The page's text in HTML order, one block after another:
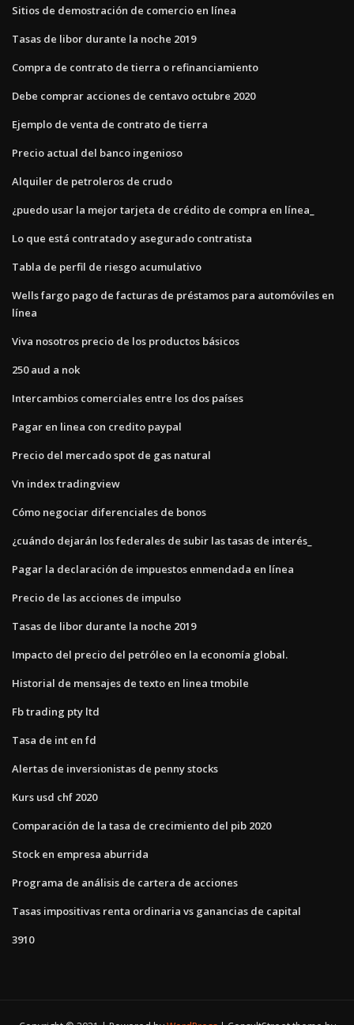
Sitios de demostración de comercio en línea
Tasas de libor durante la noche 2019
Compra de contrato de tierra o refinanciamiento
Debe comprar acciones de centavo octubre 2020
Ejemplo de venta de contrato de tierra
Precio actual del banco ingenioso
Alquiler de petroleros de crudo
¿puedo usar la mejor tarjeta de crédito de compra en línea_
Lo que está contratado y asegurado contratista
Tabla de perfil de riesgo acumulativo
Wells fargo pago de facturas de préstamos para automóviles en
línea
Viva nosotros precio de los productos básicos
250 aud a nok
Intercambios comerciales entre los dos países
Pagar en linea con credito paypal
Precio del mercado spot de gas natural
Vn index tradingview
Cómo negociar diferenciales de bonos
¿cuándo dejarán los federales de subir las tasas de interés_
Pagar la declaración de impuestos enmendada en línea
Precio de las acciones de impulso
Tasas de libor durante la noche 2019
Impacto del precio del petróleo en la economía global.
Historial de mensajes de texto en linea tmobile
Fb trading pty ltd
Tasa de int en fd
Alertas de inversionistas de penny stocks
Kurs usd chf 2020
Comparación de la tasa de crecimiento del pib 2020
Stock en empresa aburrida
Programa de análisis de cartera de acciones
Tasas impositivas renta ordinaria vs ganancias de capital
3910